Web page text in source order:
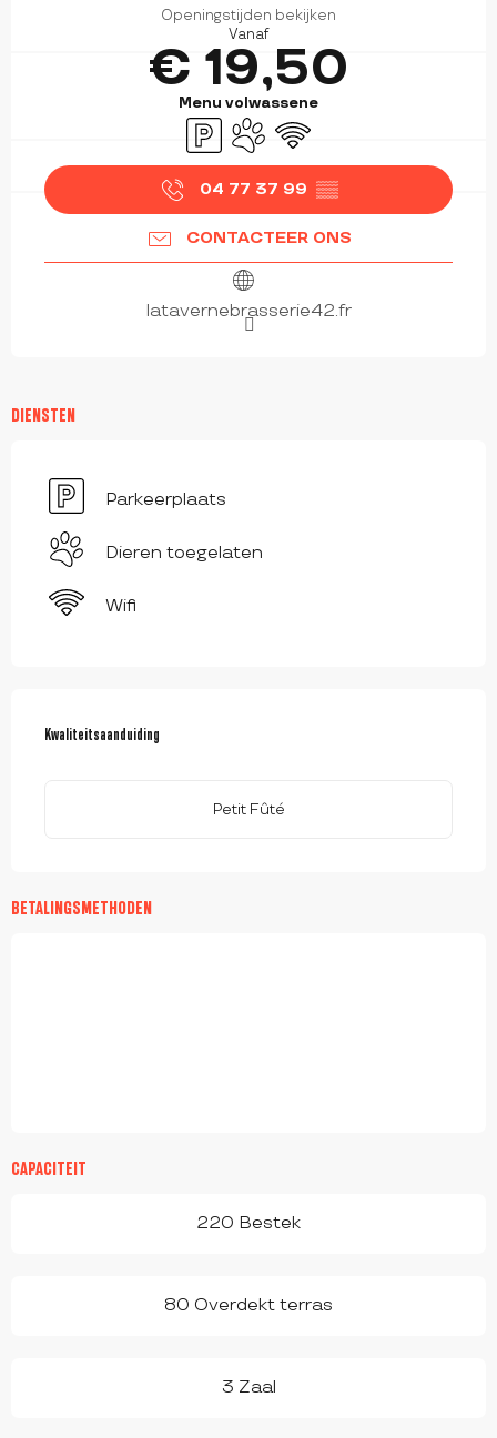
Openingstijden bekijken
Vanaf
€ 19,50
Menu volwassene
Parkeerplaats
Dieren toegelaten
Wifi
04 77 37 99 ▒▒
CONTACTEER ONS
latavernebrasserie42.fr
DIENSTEN
Parkeerplaats
Dieren toegelaten
Wifi
Kwaliteitsaanduiding
Kwaliteitsaanduiding
Petit Fûté
BETALINGSMETHODEN
CAPACITEIT
220 Bestek
80 Overdekt terras
3 Zaal